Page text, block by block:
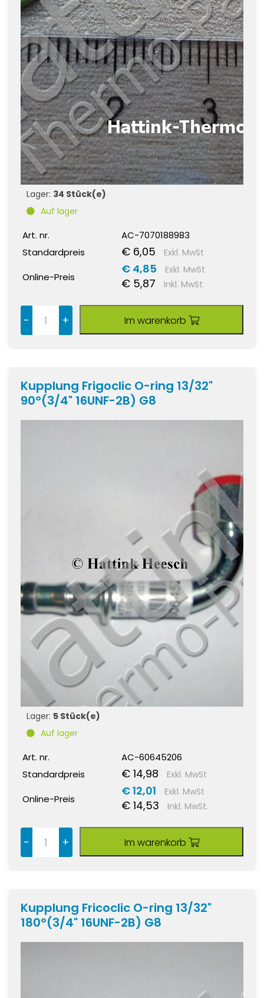
Lager: 34 Stück(e)
Auf lager
Art. nr.
AC-7070188983
Standardpreis
€ 6,05 Exkl. MwSt
Online-Preis
€ 4,85 Exkl. MwSt
€ 5,87 Inkl. MwSt.
- + Im warenkorb
Kupplung Frigoclic O-ring 13/32"
90°(3/4" 16UNF-2B) G8
Lager: 5 Stück(e)
Auf lager
Art. nr.
AC-60645206
Standardpreis
€ 14,98 Exkl. MwSt
Online-Preis
€ 12,01 Exkl. MwSt
€ 14,53 Inkl. MwSt.
- + Im warenkorb
Kupplung Fricoclic O-ring 13/32"
180°(3/4" 16UNF-2B) G8